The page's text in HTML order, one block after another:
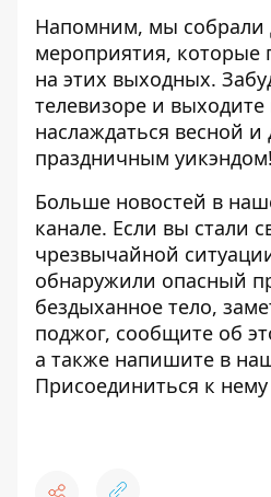
Напомним, мы собрали
мероприятия, которые
на этих выходных.
телевизоре и выходите
наслаждаться весной
праздничным уикэндом!
Больше новостей в
канале. Если вы стали
чрезвычайной
обнаружили опасный
бездыханное тело,
поджог, сообщите об
а также напишите в
Присоединиться к